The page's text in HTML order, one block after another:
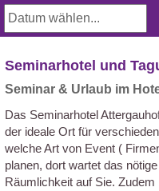
Seminarhotel und
Seminar & Urlaub im
Das Seminarhotel
der ideale Ort für
welche Art von Event (
planen, dort wartet das
Räumlichkeit auf Sie.